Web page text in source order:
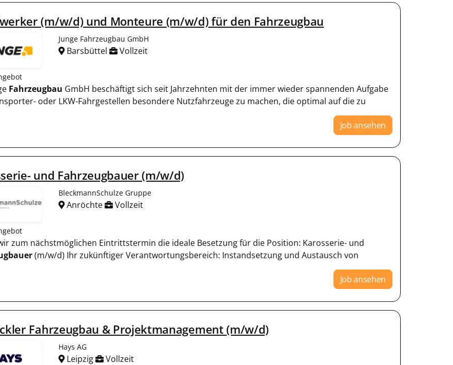
(m/w/d) und Monteure (m/w/d) für den Fahrzeugbau
Junge Fahrzeugbau GmbH
Barsbüttel Vollzeit
Fahrzeugbau GmbH beschäftigt sich seit Jahrzehnten mit der immer wieder spannenden Aufgabe
oder LKW-Fahrgestellen besondere Nutzfahrzeuge zu machen, die optimal auf die zu
Job ansehen
und Fahrzeugbauer (m/w/d)
BleckmannSchulze Gruppe
Anröchte Vollzeit
zum nächstmöglichen Eintrittstermin die ideale Besetzung für die Position: Karosserie- und
(m/w/d) Ihr zukünftiger Verantwortungsbereich: Instandsetzung und Austausch von
Job ansehen
Fahrzeugbau & Projektmanagement (m/w/d)
Hays AG
Leipzig Vollzeit